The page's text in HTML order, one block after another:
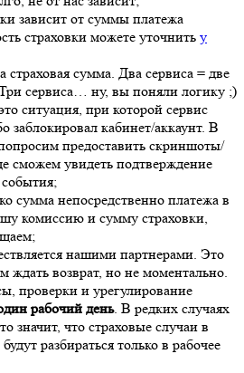
зависит от суммы платежа
страховки можете уточнить у
сумма. Два сервиса = две
сервиса… ну, вы поняли логику ;)
ситуация, при которой сервис
заблокировал кабинет/аккаунт. В
предоставить скриншоты/
сможем увидеть подтверждение
сумма непосредственно платежа в
комиссию и сумму страховки,
нашими партнерами. Это
ждать возврат, но не моментально.
проверки и урегулирование
рабочий день. В редких случаях
значит, что страховые случаи в
разбираться только в рабочее